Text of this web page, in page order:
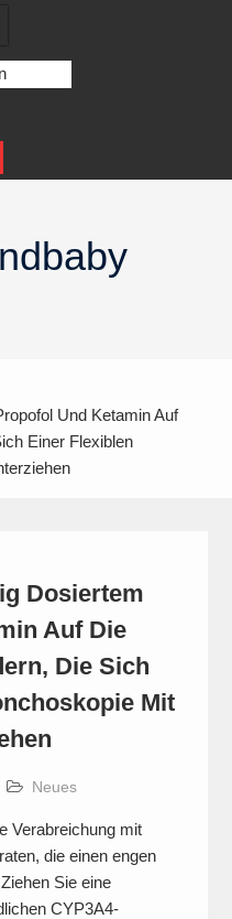
Und
Und Ketamin Auf
Einer Flexiblen
Dosiertem
Auf Die
Die Sich
Mit
Neues
Verabreichung mit
die einen engen
Sie eine
CYP3A4-